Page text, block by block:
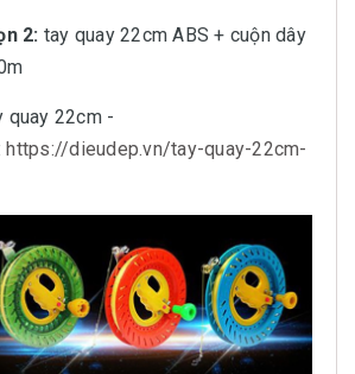
2: tay quay 22cm ABS + cuộn dây
quay 22cm -
https://dieudep.vn/tay-quay-22cm-